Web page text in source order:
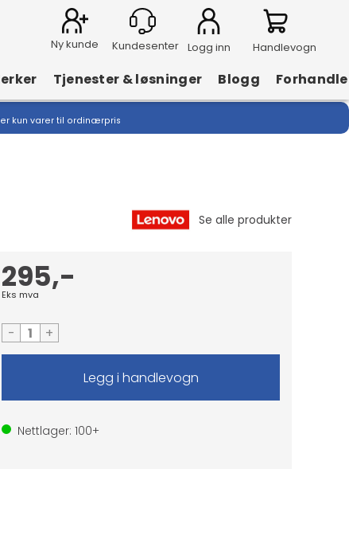
Ny kunde Logg inn Handlevogn
Tjenester & løsninger Blogg
kun varer til ordinærpris
295,-
Eks mva
- +
Nettlager: 100+